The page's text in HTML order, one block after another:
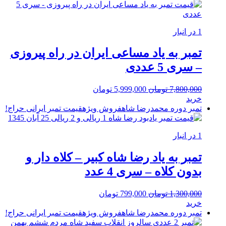
بود.
1 در انبار
تمبر به یاد مساعی ایران در راه پیروزی
– سری 5 عددی
7,800,000 تومان قیمت
7,800,000 تومان
بود.
5,999,000 تومان
5,999,000 تومان.
خرید
تمبر دوره محمدرضا شاهفروش ویژهقیمت تمبر ایرانی حراج!
1 در انبار
تمبر به یاد رضا شاه کبیر – کلاه دار و
بدون کلاه – سری 4 عدد
1,300,000 تومان قیمت
1,300,000 تومان
بود.
799,000 تومان
799,000 تومان.
خرید
تمبر دوره محمدرضا شاهفروش ویژهقیمت تمبر ایرانی حراج!